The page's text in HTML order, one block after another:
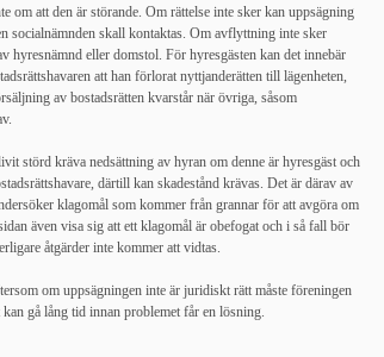
om att den är störande. Om rättelse inte sker kan uppsägning
socialnämnden skall kontaktas. Om avflyttning inte sker
hyresnämnd eller domstol. För hyresgästen kan det innebär
att han förlorat nyttjanderätten till lägenheten,
av bostadsrätten kvarstår när övriga, såsom
störd kräva nedsättning av hyran om denne är hyresgäst och
därtill kan skadestånd krävas. Det är därav av
klagomål som kommer från grannar för att avgöra om
även visa sig att ett klagomål är obefogat och i så fall bör
åtgärder inte kommer att vidtas.
om uppsägningen inte är juridiskt rätt måste föreningen
gå lång tid innan problemet får en lösning.